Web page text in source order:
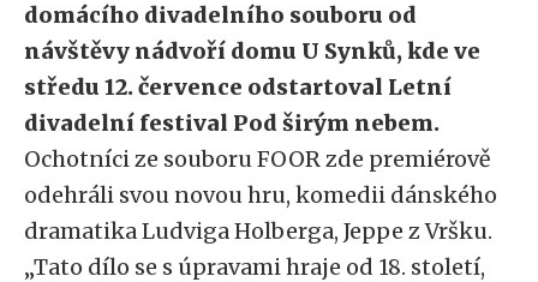
domácího divadelního souboru od
návštěvy nádvoří domu U Synků, kde ve
středu 12. července odstartoval Letní
divadelní festival Pod širým nebem.
Ochotníci ze souboru FOOR zde premiérově
odehráli svou novou hru, komedii dánského
dramatika Ludviga Holberga, Jeppe z Vršku.
„Tato dílo se s úpravami hraje od 18. století,